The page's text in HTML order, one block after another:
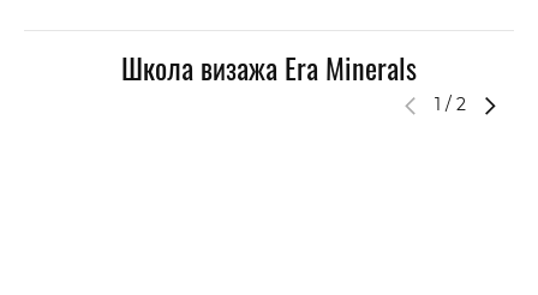
Школа визажа Era Minerals
1 / 2